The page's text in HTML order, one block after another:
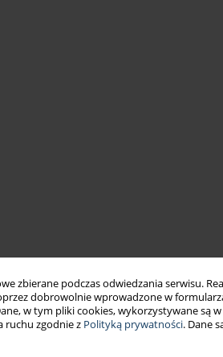
zbierane podczas odwiedzania serwisu.
dobrowolnie wprowadzone w
w tym pliki cookies, wykorzystywane są
ruchu zgodnie z Polityką prywatności. Dane